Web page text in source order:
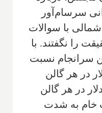
سرسام‌آور
شمالی با سوالات
را نگفتند. با
سرانجام نسبت
مارس که به ۴.۳۳ دلار در هر گالن
رسیده بود اکنون به ۴.۱۶ دلار در هر گالن
خام به شدت